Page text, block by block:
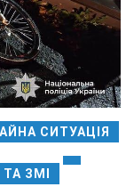
СИТУАЦІЯ
ЗМІ